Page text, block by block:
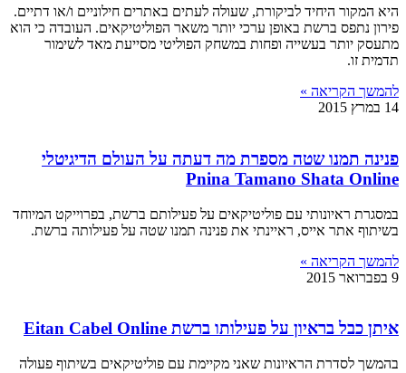
היא המקור היחיד לביקורת, שעולה לעתים באתרים חילוניים ו/או דתיים.
פירון נתפס ברשת באופן ערכי יותר משאר הפוליטיקאים. העובדה כי הוא
מתעסק יותר בעשייה ופחות במשחק הפוליטי מסייעת מאד לשימור
תדמית זו.
להמשך הקריאה »
14 במרץ 2015
פנינה תמנו שטה מספרת מה דעתה על העולם הדיגיטלי
Pnina Tamano Shata Online
במסגרת ראיונותי עם פוליטיקאים על פעילותם ברשת, בפרוייקט המיוחד
בשיתוף אתר אייס, ראיינתי את פנינה תמנו שטה על פעילותה ברשת.
להמשך הקריאה »
9 בפברואר 2015
איתן כבל בראיון על פעילותו ברשת Eitan Cabel Online
בהמשך לסדרת הראיונות שאני מקיימת עם פוליטיקאים בשיתוף פעולה